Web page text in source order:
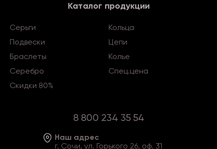
Каталог продукции
Серьги
Кольца
Подвески
Цепи
Браслеты
Колье
Серебро
Спец.цена
Скидки 80%
8 800 234 35 54
Наш адрес
г. Сочи, ул. Горького 26, оф. 31